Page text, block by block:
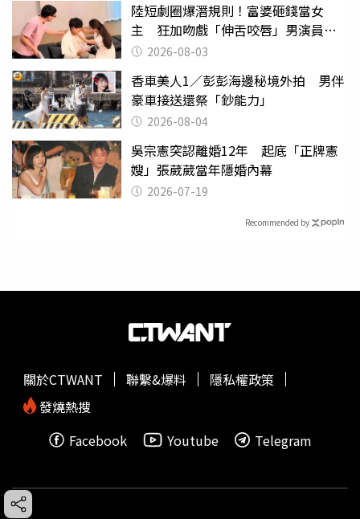
陸短劇圈爆潛規則！富婆砸錢當女
主 狂加吻戲「伸舌咬唇」男演員崩
潰 2026-08-03
香車美人1／彭彭海邊秘境外拍 男伴
豪車接送還祭「鈔能力」
2026-08-04
吳宗憲突認離婚12年 起底「正牌憲
嫂」張葳葳當年隱婚內幕
2026-07-19
Recommended by
關於CTWANT 聯繫&爆料
隱私權政策
發燒熱搜
Facebook
Youtube Telegram